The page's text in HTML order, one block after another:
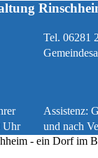
Tel. 06281
Assistenz:
Uhr
und nach
- ein Dorf im